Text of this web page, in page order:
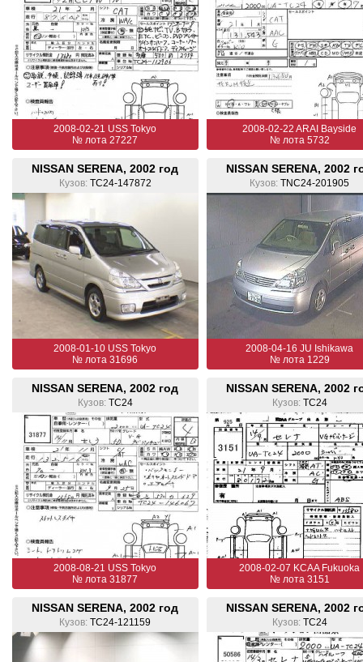
2008-02-21 USS Tokyo
№ лота 27227
2008-02-22 ARAI Bayside
№ лота 5732
NISSAN SERENA, 2002 год
Кузов: TC24-147872
2008-01-10 USS Tokyo
№ лота 31696
NISSAN SERENA, 2002
Кузов: TNC24-201905
2008-04-16 JU Ishikawa
№ лота 1229
NISSAN SERENA, 2002 год
Кузов: TC24
2008-08-21 USS Tokyo
№ лота 31877
NISSAN SERENA, 2002
Кузов: TC24
2008-02-07 KCAA Fukuoka
№ лота 3151
NISSAN SERENA, 2002 год
Кузов: TC24-121159
NISSAN SERENA, 2002
Кузов: TC24